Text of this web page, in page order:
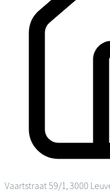
Vaartstraat 59/1, 3000